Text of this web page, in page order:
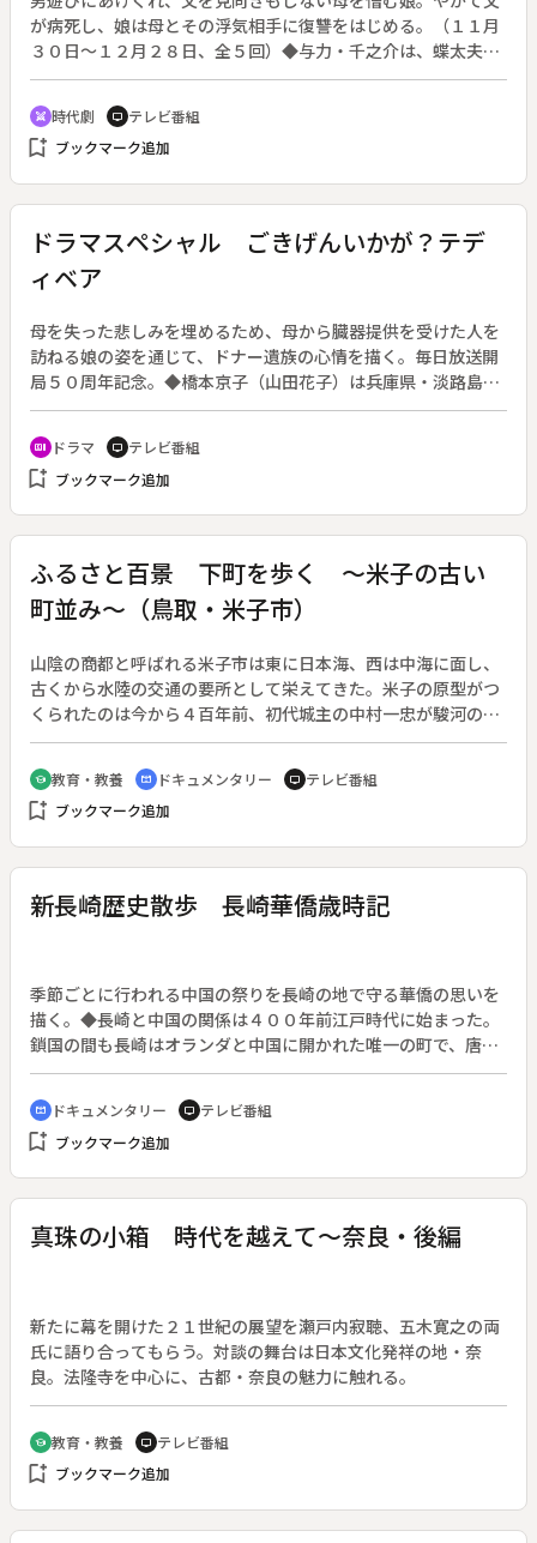
が病死し、娘は母とその浮気相手に復讐をはじめる。（１１月
３０日～１２月２８日、全５回）◆与力・千之介は、蝶太夫が
殺された料理茶屋で謎の女と札差の息子・清一が会っているこ
とをつきとめてその場に踏み込むが、その女は紙問屋の娘・倫
と名乗り、事件とは無関係だと言い張る。見るからに清楚な倫
の姿に、千之介は疑いを解く。しかし、その後清一の遺体が発
swords 時代劇 tv テレビ番組
bookmark_add ブックマーク追加
ドラマスペシャル ごきげんいかが？テデ
ィベア
母を失った悲しみを埋めるため、母から臓器提供を受けた人を
訪ねる娘の姿を通じて、ドナー遺族の心情を描く。毎日放送開
局５０周年記念。◆橋本京子（山田花子）は兵庫県・淡路島で
父・大助（大杉漣）とふたり暮らし。２年前、京子の最大の理
解者であった母・和子（未知やすえ）が急死し、臓器は見知ら
ぬ人に移植された。当時高校生の京子はクラブ活動の人形浄瑠
璃に熱心だったが、それからは引きこもりがちの毎日が続いて
肝臓を提供された女性と文通を始め、家出をして大阪へ会いに
行く。
recent_actors ドラマ tv テレビ番組
bookmark_add ブックマーク追加
ふるさと百景 下町を歩く ～米子の古い
町並み～（鳥取・米子市）
山陰の商都と呼ばれる米子市は東に日本海、西は中海に面し、
古くから水陸の交通の要所として栄えてきた。米子の原型がつ
くられたのは今から４百年前、初代城主の中村一忠が駿河の国
から移って来て以来。当時の雰囲気を残す町並みを歴史や文化
を紹介しながら案内する、ボランティアの観光ガイドが活躍し
ている。江戸時代に商港として栄え、大正時代まで積荷を運ぶ
はしけが往来した面影を今も色濃く残しているのが旧加茂川
側には九つの寺が並び、寺町として往時の面影を残しており、
その一つ妙興寺には、中村一忠を補佐した横田内膳の墓碑があ
る。岩倉町は、豆腐屋、菓子屋、提灯屋など賑わいをみせた町
school 教育・教養 cinematic_blur ドキュメンタリー tv テレビ番組
bookmark_add ブックマーク追加
新長崎歴史散歩 長崎華僑歳時記
季節ごとに行われる中国の祭りを長崎の地で守る華僑の思いを
描く。◆長崎と中国の関係は４００年前江戸時代に始まった。
鎖国の間も長崎はオランダと中国に開かれた唯一の町で、唐人
屋敷には多い時で数千人の中国人が住んだと言われる。開国後
も多くの中国人がやって来て、長崎の華僑が形成された。彼ら
は長崎に溶け込む努力をすると同時に、中国の風習を頑なに守
ってきた。旧正月を祝う「春節祭」、小正月に何千本ものロウ
謝する「清明」、そして華僑最大の祭り「中国盆」。長崎の
人々もまた、中国との深いつながりの中でその風習を受け入れ
てきた。
cinematic_blur ドキュメンタリー tv テレビ番組
bookmark_add ブックマーク追加
真珠の小箱 時代を越えて～奈良・後編
新たに幕を開けた２１世紀の展望を瀬戸内寂聴、五木寛之の両
氏に語り合ってもらう。対談の舞台は日本文化発祥の地・奈
良。法隆寺を中心に、古都・奈良の魅力に触れる。
school 教育・教養 tv テレビ番組
bookmark_add ブックマーク追加